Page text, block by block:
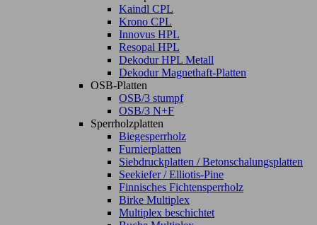
Kaindl CPL
Krono CPL
Innovus HPL
Resopal HPL
Dekodur HPL Metall
Dekodur Magnethaft-Platten
OSB-Platten
OSB/3 stumpf
OSB/3 N+F
Sperrholzplatten
Biegesperrholz
Furnierplatten
Siebdruckplatten / Betonschalungsplatten
Seekiefer / Elliotis-Pine
Finnisches Fichtensperrholz
Birke Multiplex
Multiplex beschichtet